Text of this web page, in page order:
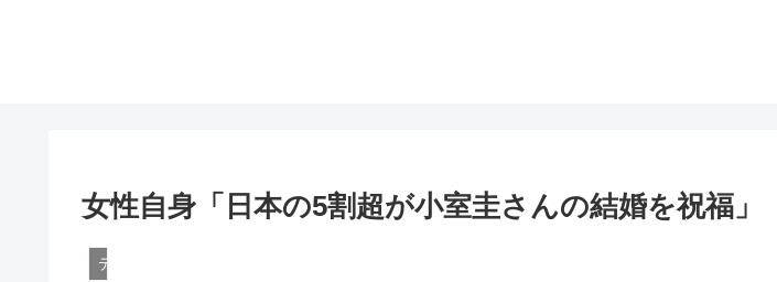
女性自身「日本の5割超が小室圭さんの結婚を祝福」
デマ